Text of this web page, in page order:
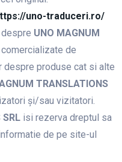
uno-traduceri.ro/
UNO MAGNUM
de
produse cat si alte
TRANSLATIONS
şi/sau vizitatori.
SRL isi rezerva dreptul sa
de pe site-ul